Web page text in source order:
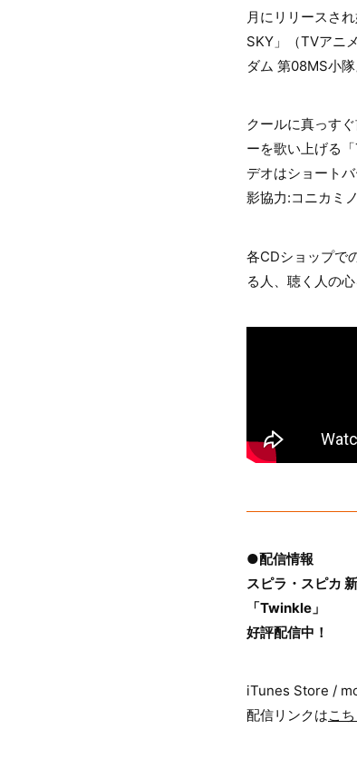
月にリリースさ
SKY」（TVアニ
ダム 第08MS小
クールに真っす
ーを歌い上げる
デオはショート
影協力:コニカミ
各CDショップで
る人、聴く人の
●配信情報
スピラ・スピカ
「Twinkle」
好評配信中！
iTunes Store /
配信リンクはこ